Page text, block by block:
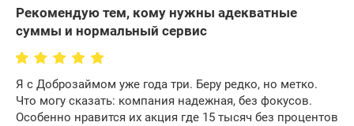
Рекомендую тем, кому нужны адекватные
суммы и нормальный сервис
Я с Доброзаймом уже года три. Беру редко, но метко.
Что могу сказать: компания надежная, без фокусов.
Особенно нравится их акция где 15 тысяч без процентов